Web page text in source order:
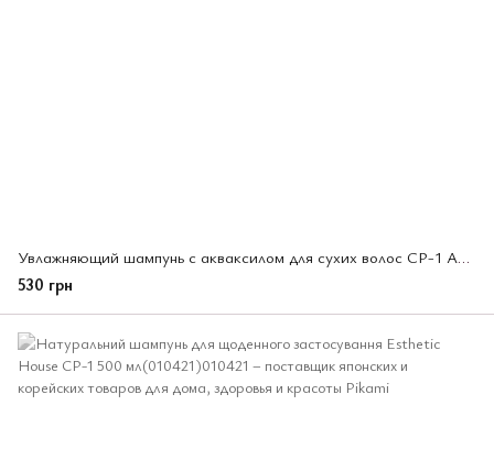
Увлажняющий шампунь с акваксилом для сухих волос CP-1 Aquaxyl Complex Intense, 500 мл (013668)
530 грн